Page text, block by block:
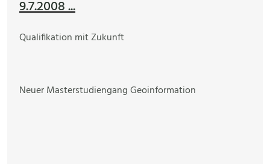
9.7.2008 ...
Qualifikation mit Zukunft
Neuer Masterstudiengang Geoinformation